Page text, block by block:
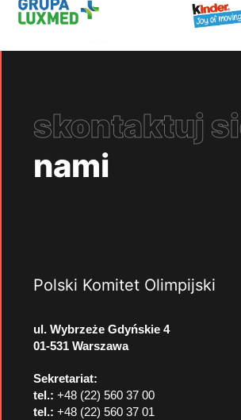
skontaktuj
nami
Polski Komitet Olimpijski
ul. Wybrzeże Gdyńskie 4
01-531 Warszawa
Sekretariat:
tel.: +48 (22) 560 37 00
tel.: +48 (22) 560 37 01